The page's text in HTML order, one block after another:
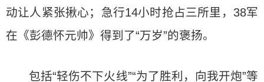
动让人紧张揪心；急行14小时抢占三所里，38军
在《彭德怀元帅》得到了“万岁”的褒扬。
包括“轻伤不下火线”“为了胜利，向我开炮”等